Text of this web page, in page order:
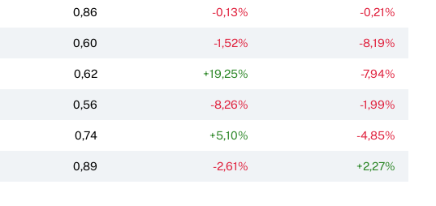
0,86 -0,13% -0,21%
0,60 -1,52% -8,19%
0,62 +19,25% -7,94%
0,56 -8,26% -1,99%
0,74 +5,10% -4,85%
0,89 -2,61% +2,27%